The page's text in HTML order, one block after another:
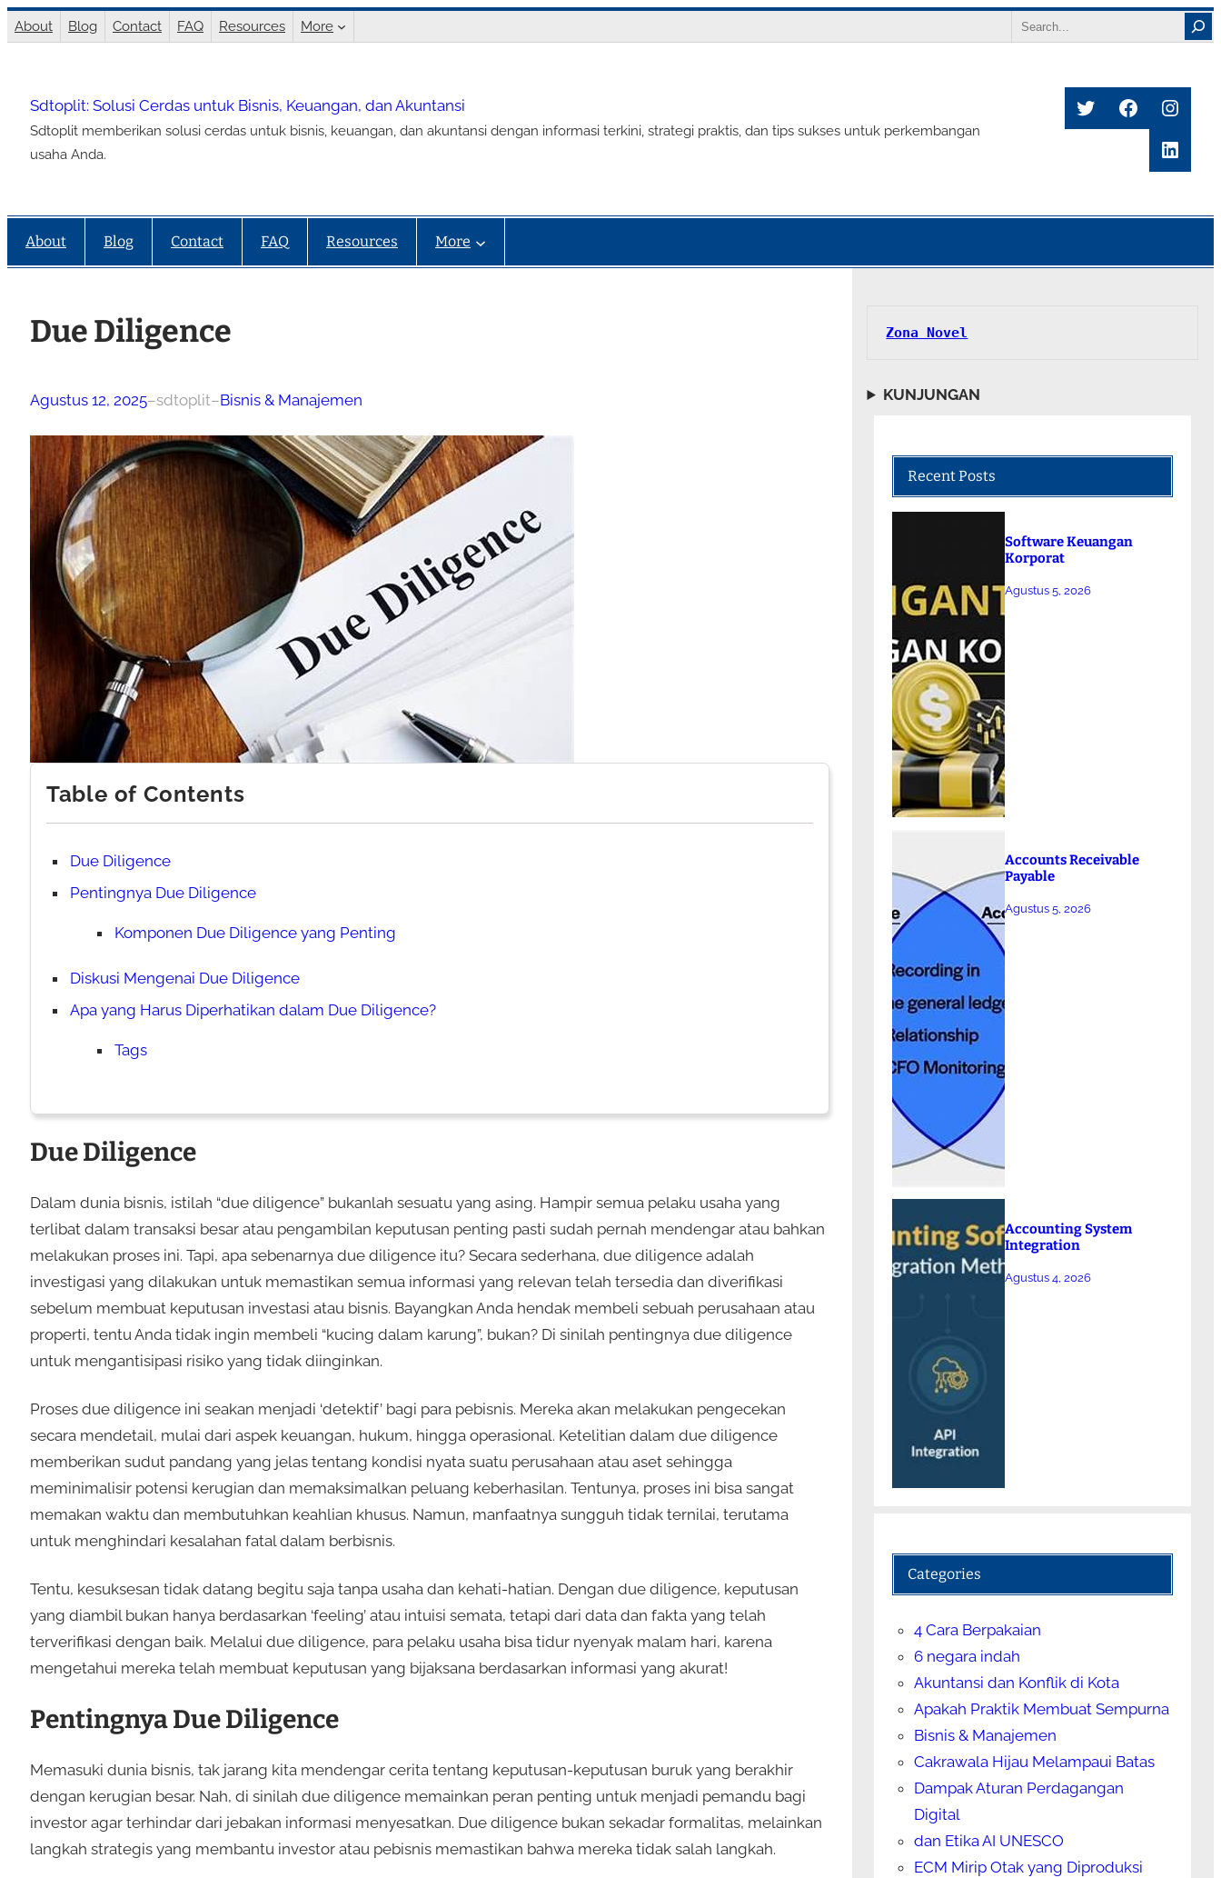
Lewati
ke
About Blog Contact FAQ Resources More Search
Sdtoplit: Solusi Cerdas untuk Bisnis, Keuangan, dan Akuntansi
Sdtoplit memberikan solusi cerdas untuk bisnis, keuangan, dan akuntansi dengan informasi terkini, strategi praktis, dan tips sukses untuk perkembangan
usaha Anda.
TwitterFacebook
About Blog Contact FAQ Resources More
Due Diligence
Agustus 12, 2025–sdtoplit–Bisnis & Manajemen
Table of Contents
Due Diligence
Pentingnya Due Diligence
Komponen Due Diligence yang Penting
Diskusi Mengenai Due Diligence
Apa yang Harus Diperhatikan dalam Due Diligence?
Tags
Due Diligence
Dalam dunia bisnis, istilah “due diligence” bukanlah sesuatu yang asing. Hampir semua pelaku usaha yang
terlibat dalam transaksi besar atau pengambilan keputusan penting pasti sudah pernah mendengar atau bahkan
melakukan proses ini. Tapi, apa sebenarnya due diligence itu? Secara sederhana, due diligence adalah
investigasi yang dilakukan untuk memastikan semua informasi yang relevan telah tersedia dan diverifikasi
sebelum membuat keputusan investasi atau bisnis. Bayangkan Anda hendak membeli sebuah perusahaan atau
properti, tentu Anda tidak ingin membeli “kucing dalam karung”, bukan? Di sinilah pentingnya due diligence
untuk mengantisipasi risiko yang tidak diinginkan.
Proses due diligence ini seakan menjadi ‘detektif’ bagi para pebisnis. Mereka akan melakukan pengecekan
secara mendetail, mulai dari aspek keuangan, hukum, hingga operasional. Ketelitian dalam due diligence
memberikan sudut pandang yang jelas tentang kondisi nyata suatu perusahaan atau aset sehingga
meminimalisir potensi kerugian dan memaksimalkan peluang keberhasilan. Tentunya, proses ini bisa sangat
memakan waktu dan membutuhkan keahlian khusus. Namun, manfaatnya sungguh tidak ternilai, terutama
untuk menghindari kesalahan fatal dalam berbisnis.
Tentu, kesuksesan tidak datang begitu saja tanpa usaha dan kehati-hatian. Dengan due diligence, keputusan
yang diambil bukan hanya berdasarkan ‘feeling’ atau intuisi semata, tetapi dari data dan fakta yang telah
terverifikasi dengan baik. Melalui due diligence, para pelaku usaha bisa tidur nyenyak malam hari, karena
mengetahui mereka telah membuat keputusan yang bijaksana berdasarkan informasi yang akurat!
Pentingnya Due Diligence
Memasuki dunia bisnis, tak jarang kita mendengar cerita tentang keputusan-keputusan buruk yang berakhir
dengan kerugian besar. Nah, di sinilah due diligence memainkan peran penting untuk menjadi pemandu bagi
investor agar terhindar dari jebakan informasi menyesatkan. Due diligence bukan sekadar formalitas, melainkan
langkah strategis yang membantu investor atau pebisnis memastikan bahwa mereka tidak salah langkah.
Zona Novel
KUNJUNGAN
Recent Posts
Software Keuangan
Korporat
Agustus 5, 2026
Accounts Receivable
Payable
Agustus 5, 2026
Accounting System
Integration
Agustus 4, 2026
Categories
4 Cara Berpakaian
6 negara indah
Akuntansi dan Konflik di Kota
Apakah Praktik Membuat Sempurna
Bisnis & Manajemen
Cakrawala Hijau Melampaui Batas
Dampak Aturan Perdagangan
Digital
dan Etika AI UNESCO
ECM Mirip Otak yang Diproduksi